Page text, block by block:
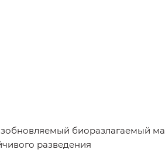
биоразлагаемый
разведения